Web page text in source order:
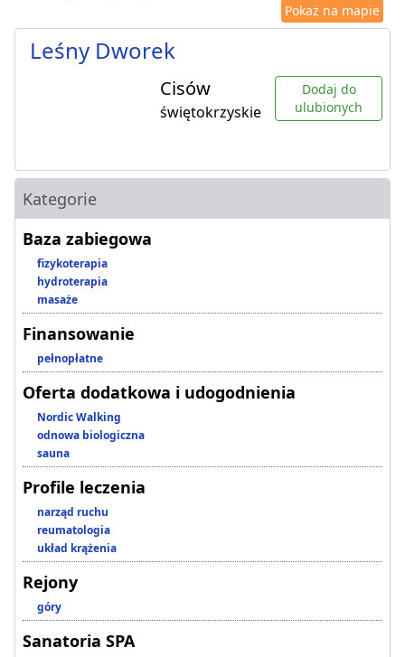
Pokaż na mapie
Leśny Dworek
Cisów
świętokrzyskie
Dodaj do
ulubionych
Kategorie
Baza zabiegowa
fizykoterapia
hydroterapia
masaże
Finansowanie
pełnopłatne
Oferta dodatkowa i udogodnienia
Nordic Walking
odnowa biologiczna
sauna
Profile leczenia
narząd ruchu
reumatologia
układ krążenia
Rejony
góry
Sanatoria SPA